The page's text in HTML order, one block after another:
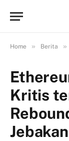
Home » Berita »
Kritis